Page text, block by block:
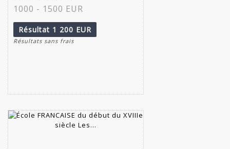
1000 - 1500 EUR
Résultat 1 200 EUR
Résultats sans frais